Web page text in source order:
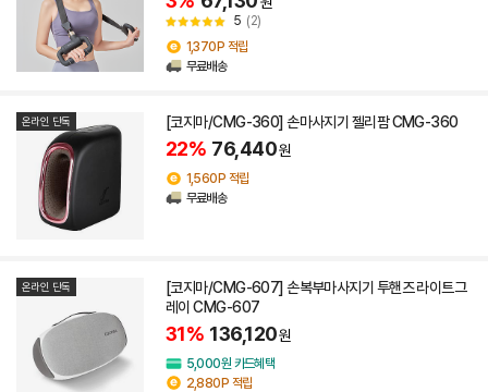
5 (2)
1,370P 적립
무료배송
온라인 단독 [코지마/CMG-360] 손마사지기 젤리팜 CMG-360
22% 76,440원
1,560P 적립
무료배송
온라인 단독
[코지마/CMG-607] 손복부마사지기 투핸즈 라이트그
레이 CMG-607
31% 136,120원
5,000원 카드혜택
2,880P 적립